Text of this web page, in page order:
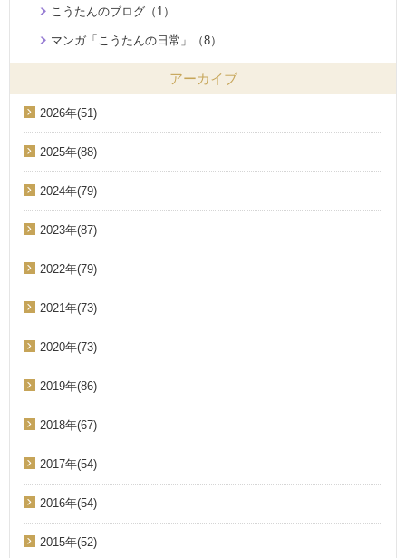
こうたんのブログ（1）
マンガ「こうたんの日常」（8）
アーカイブ
2026年(51)
2025年(88)
2024年(79)
2023年(87)
2022年(79)
2021年(73)
2020年(73)
2019年(86)
2018年(67)
2017年(54)
2016年(54)
2015年(52)